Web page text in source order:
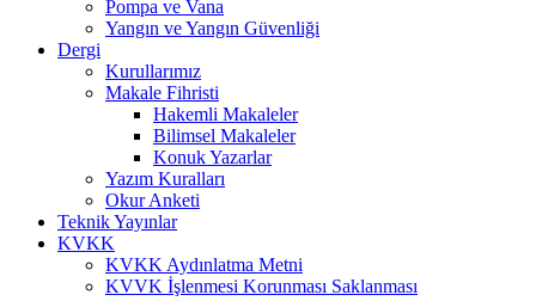
Pompa ve Vana
Yangın ve Yangın Güvenliği
Dergi
Kurullarımız
Makale Fihristi
Hakemli Makaleler
Bilimsel Makaleler
Konuk Yazarlar
Yazım Kuralları
Okur Anketi
Teknik Yayınlar
KVKK
KVKK Aydınlatma Metni
KVVK İşlenmesi Korunması Saklanması